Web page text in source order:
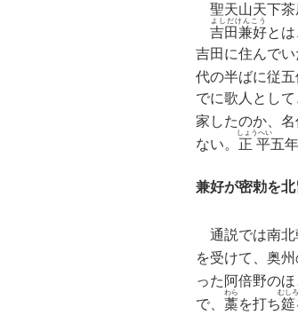
聖天山天下茶
吉田兼好
よしだけんこう
と
吉田に住んで
代の半ばに従
でに歌人とし
家したのか、名
ない。 正平
しょうへい
五
兼好が密勅を
通説では南北
を受けて、奥
った阿倍野のほ
で、 藁
わら
を打ち筵
むしろ